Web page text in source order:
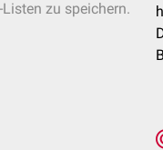
zu speichern.